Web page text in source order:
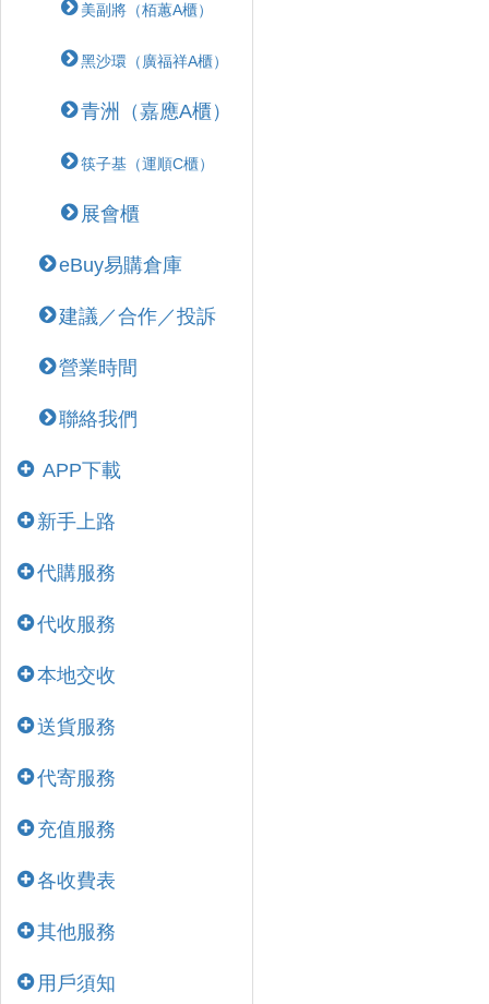
美副將（栢蕙A櫃）
黑沙環（廣福祥A櫃）
青洲（嘉應A櫃）
筷子基（運順C櫃）
展會櫃
eBuy易購倉庫
建議／合作／投訴
營業時間
聯絡我們
APP下載
新手上路
代購服務
代收服務
本地交收
送貨服務
代寄服務
充值服務
各收費表
其他服務
用戶須知